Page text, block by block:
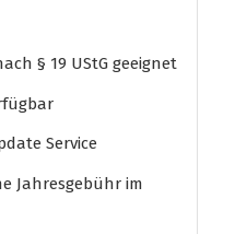
§ 19 UStG geeignet
Service
Jahresgebühr im